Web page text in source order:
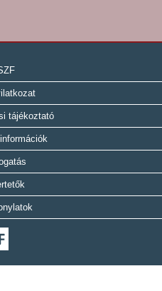
tájékoztató